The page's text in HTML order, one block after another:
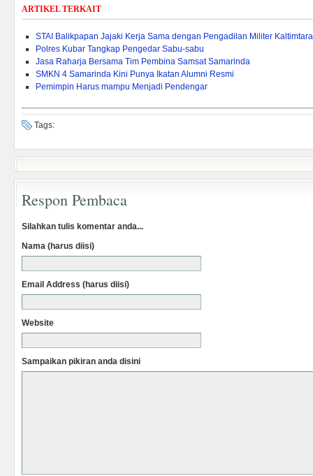
ARTIKEL TERKAIT
STAI Balikpapan Jajaki Kerja Sama dengan Pengadilan Militer Kaltimtara
Polres Kubar Tangkap Pengedar Sabu-sabu
Jasa Raharja Bersama Tim Pembina Samsat Samarinda
SMKN 4 Samarinda Kini Punya Ikatan Alumni Resmi
Pemimpin Harus mampu Menjadi Pendengar
Tags:
Respon Pembaca
Silahkan tulis komentar anda...
Nama (harus diisi)
Email Address (harus diisi)
Website
Sampaikan pikiran anda disini